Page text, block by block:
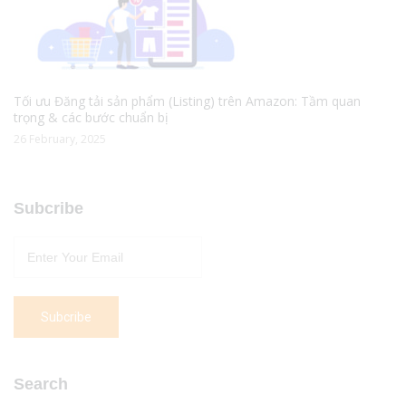
Tối ưu Đăng tải sản phẩm (Listing) trên Amazon: Tầm quan
trọng & các bước chuẩn bị
26 February, 2025
Subcribe
Search